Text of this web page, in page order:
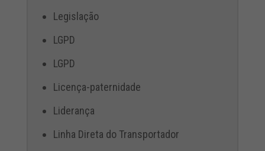
Legislação
LGPD
LGPD
Licença-paternidade
Liderança
Linha Direta do Transportador